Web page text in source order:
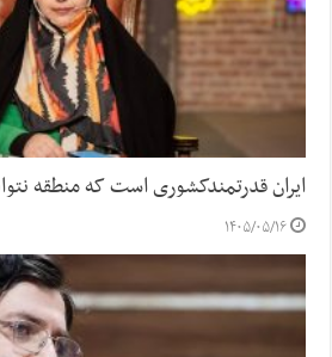
ایران قدرتمندکشوری است که منطقه
۱۴۰۵/۰۵/۱۶